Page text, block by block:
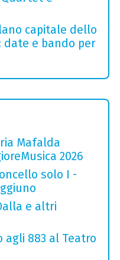
capitale dello
e bando per
Mafalda
2026
solo I -
e altri
883 al Teatro